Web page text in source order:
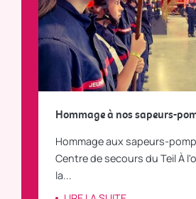
Hommage à nos sapeurs-
Hommage aux sapeurs-
Centre de secours du Teil À
la...